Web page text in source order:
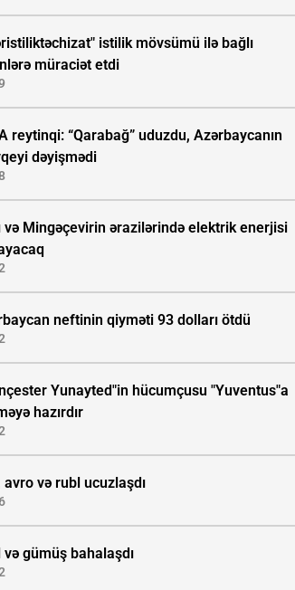
istilik mövsümü ilə bağlı
müraciət etdi
reytinqi: “Qarabağ” uduzdu, Azərbaycanın
dəyişmədi
və Mingəçevirin ərazilərində elektrik enerjisi
neftinin qiyməti 93 dolları ötdü
Yunayted"in hücumçusu "Yuventus"a
hazırdır
avro və rubl ucuzlaşdı
və gümüş bahalaşdı